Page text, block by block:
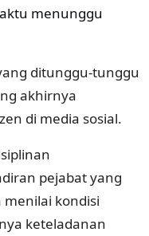
menunggu
ditunggu-tunggu
akhirnya
di media sosial.
pejabat yang
kondisi
keteladanan